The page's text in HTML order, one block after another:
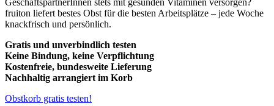
fruiton liefert bestes Obst für die besten Arbeitsplätze – jede Woche
knackfrisch und persönlich.
Gratis und unverbindlich testen
Keine Bindung, keine Verpflichtung
Kostenfreie, bundesweite Lieferung
Nachhaltig arrangiert im Korb
Obstkorb gratis testen!